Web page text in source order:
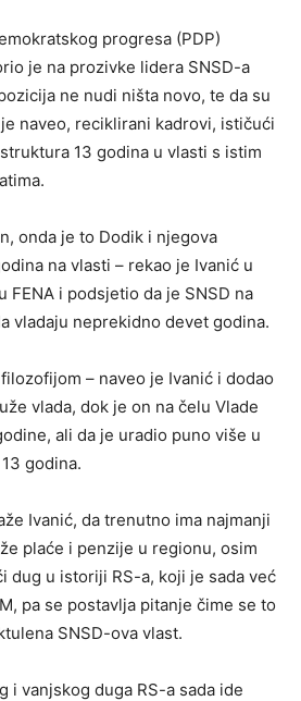
progresa (PDP)
je na prozivke lidera SNSD-a
ne nudi ništa novo, te da su
naveo, reciklirani kadrovi, ističući
13 godina u vlasti s istim
onda je to Dodik i njegova
na vlasti – rekao je Ivanić u
FENA i podsjetio da je SNSD na
vladaju neprekidno devet godina.
– naveo je Ivanić i dodao
vlada, dok je on na čelu Vlade
ali da je uradio puno više u
godina.
Ivanić, da trenutno ima najmanji
plaće i penzije u regionu, osim
dug u istoriji RS-a, koji je sada već
pa se postavlja pitanje čime se to
SNSD-ova vlast.
i vanjskog duga RS-a sada ide